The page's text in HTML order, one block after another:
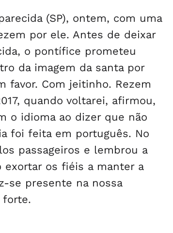
(SP), ontem, com uma
por ele. Antes de deixar
o pontífice prometeu
da imagem da santa por
favor. Com jeitinho. Rezem
quando voltarei, afirmou,
o idioma ao dizer que não
foi feita em português. No
passageiros e lembrou a
exortar os fiéis a manter a
se presente na nossa
forte.